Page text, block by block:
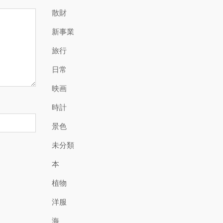
散財
新事業
旅行
日常
映画
時計
景色
未分類
本
植物
洋服
海